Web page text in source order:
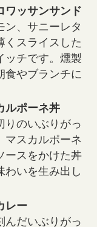
ワッサンサンド
ン、サニーレタ
くスライスした
ッチです。燻製
食やブランチに
ルポーネ丼
りのいぶりがっ
マスカルポーネ
ースをかけた丼
わいを生み出し
レー
んだいぶりがっ